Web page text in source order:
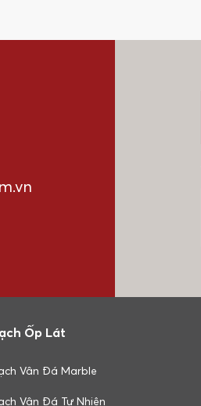
Ốp Lát
Vân Đá Marble
Vân Đá Tự Nhiên